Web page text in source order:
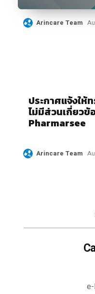
Arincare Team
ประกาศแจ้งให้
ไม่มีส่วนเกี่ยวข้
Pharmarsee
Arincare Team